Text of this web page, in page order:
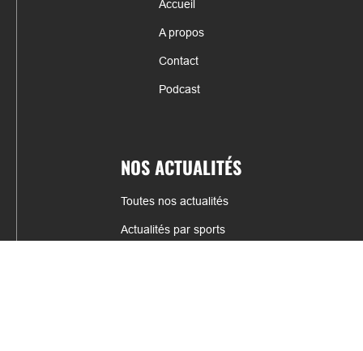
Accueil
A propos
Contact
Podcast
NOS ACTUALITÉS
Toutes nos actualités
Actualités par sports